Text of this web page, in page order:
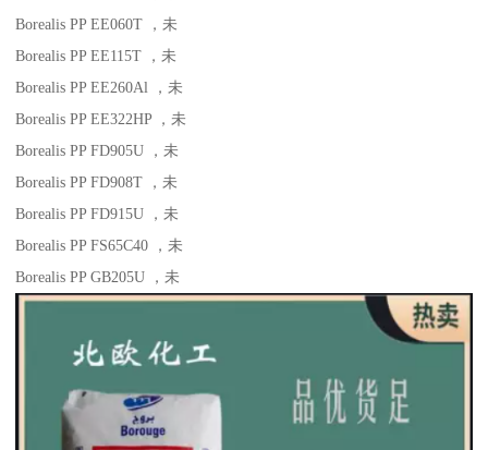
Borealis PP EE060T
，未
Borealis PP EE115T
，未
Borealis PP EE260Al
，未
Borealis PP EE322HP
，未
Borealis PP FD905U
，未
Borealis PP FD908T
，未
Borealis PP FD915U
，未
Borealis PP FS65C40
，未
Borealis PP GB205U
，未